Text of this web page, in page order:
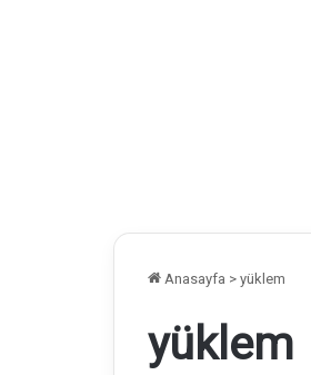
Anasayfa > yüklem
yüklem